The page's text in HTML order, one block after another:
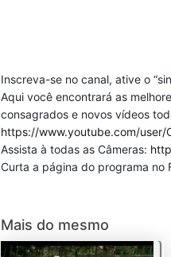
Inscreva-se no canal, ative o
Aqui você encontrará as
consagrados e novos vídeos
https://www.youtube.com/user/
Assista à todas as Câmeras:
Curta a página do programa no
Mais do mesmo